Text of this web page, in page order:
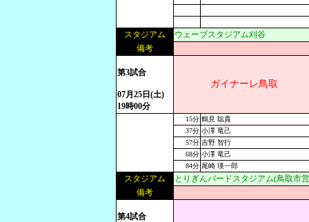
スタジアム
ウェーブスタジアム刈谷
備考
第3試合
07月25日(土)
19時00分
ガイナーレ鳥取
15分 鶴見 聡貴
37分 小澤 竜己
57分 吉野 智行
68分 小澤 竜己
84分 尾崎 瑛一郎
スタジアム
とりぎんバードスタジアム(鳥取市
備考
第4試合